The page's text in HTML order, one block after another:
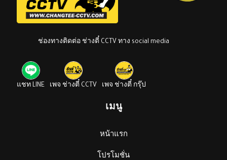
ช่องทางติดต่อ ช่างตี๋ CCTV ทาง social media
แชท LINE เพจ ช่างตี๋ CCTV เพจ ช่างตี๋ กรุ๊ป
เมนู
หน้าแรก
โปรโมชั่น